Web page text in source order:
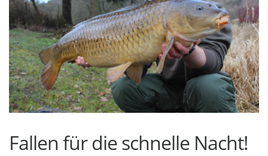
Fallen für die schnelle Nacht!